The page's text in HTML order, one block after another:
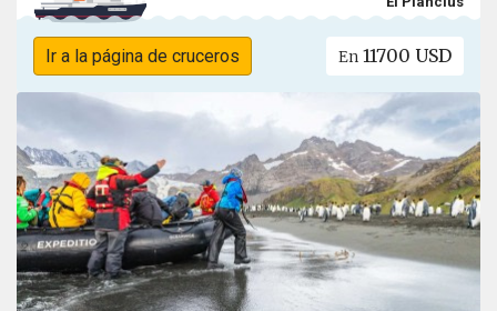
Ir a la página de cruceros En 11700 USD